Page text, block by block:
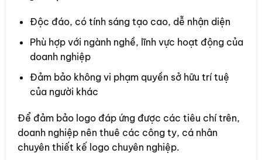
Độc đáo, có tính sáng tạo cao, dễ nhận diện
Phù hợp với ngành nghề, lĩnh vực hoạt động của
doanh nghiệp
Đảm bảo không vi phạm quyền sở hữu trí tuệ
của người khác
Để đảm bảo logo đáp ứng được các tiêu chí trên,
doanh nghiệp nên thuê các công ty, cá nhân
chuyên thiết kế logo chuyên nghiệp.